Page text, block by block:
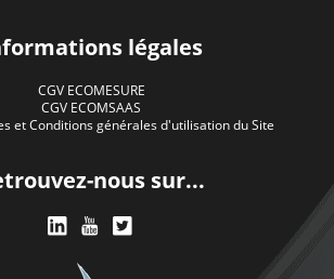
légales
CGV ECOMESURE
CGV ECOMSAAS
et Conditions générales d'utilisation du Site
nous sur...